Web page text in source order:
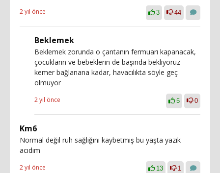
2 yıl önce 3 44
Beklemek
Beklemek zorunda o çantanın fermuarı kapanacak,
çocukların ve bebeklerin de başında bekliyoruz
kemer bağlanana kadar, havacılıkta söyle geç
olmuyor
2 yıl önce 5 0
Km6
Normal değil ruh sağlığını kaybetmiş bu yaşta yazık
acıdım
2 yıl önce 13 1